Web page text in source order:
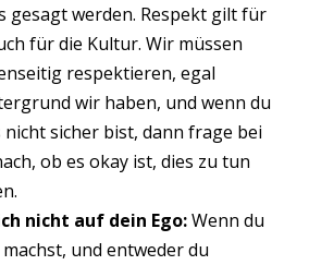
gesagt werden. Respekt gilt für
für die Kultur. Wir müssen
respektieren, egal
wir haben, und wenn du
sicher bist, dann frage bei
ob es okay ist, dies zu tun
nicht auf dein Ego:Wenn du
und entweder du